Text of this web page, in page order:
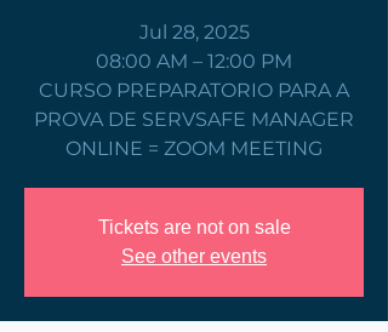
Jul 28, 2025
08:00 AM – 12:00 PM
CURSO PREPARATORIO PARA A
PROVA DE SERVSAFE MANAGER
ONLINE = ZOOM MEETING
Tickets are not on sale
See other events